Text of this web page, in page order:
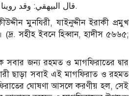
قال البيهقي: وقد روينا هذا من أوجه، وفي ذلك دلالة على أن للحديث أصلا من حديث مكحول.
মুনযিরী, যাইনুদ্দীন ইরাকী প্রমুখ
(দ্র. সহীহ ইবনে হিব্বান, হাদীস ৫৬৬৫;
সবার জন্য রহমত ও মাগফিরাতের দ্বার
ছাড়া সবাই এই মাগফিরাত ও রহমত
ঘোষণা আসলে করণীয় হল, সেই